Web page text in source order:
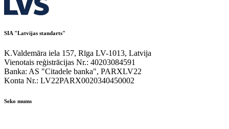
SIA "Latvijas standarts"
K.Valdemāra iela 157, Rīga LV-1013, Latvija
Vienotais reģistrācijas Nr.: 40203084591
Banka: AS "Citadele banka", PARXLV22
Konta Nr.: LV22PARX0020340450002
Seko mums